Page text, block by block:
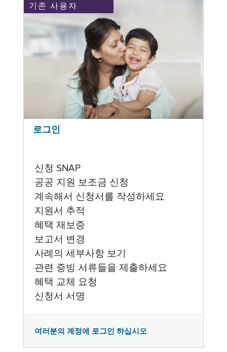
기존 사용자
로그인
신청 SNAP
공공 지원 보조금 신청
계속해서 신청서를 작성하세요
지원서 추적
혜택 재보증
보고서 변경
사례의 세부사항 보기
관련 증빙 서류들을 제출하세요
혜택 교체 요청
신청서 서명
여러분의 계정에 로그인 하십시오